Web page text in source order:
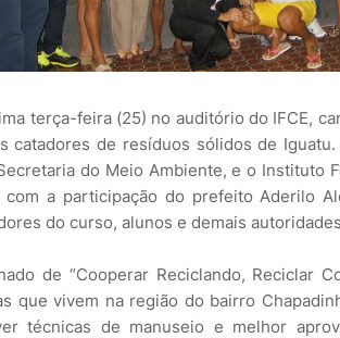
terça-feira (25) no auditório do IFCE,
catadores de resíduos sólidos de
do Meio Ambiente, e o Instituto
com a participação do prefeito Aderilo
do curso, alunos e demais
de “Cooperar Reciclando, Reciclar
que vivem na região do bairro
técnicas de manuseio e melhor